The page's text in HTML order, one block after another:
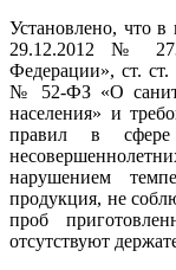
Установлено, что в
29.12.2012 №
Федерации», ст. ст.
№ 52-ФЗ «О
населения» и
правил в сфере
нарушением
продукция, не
проб
отсутствуют